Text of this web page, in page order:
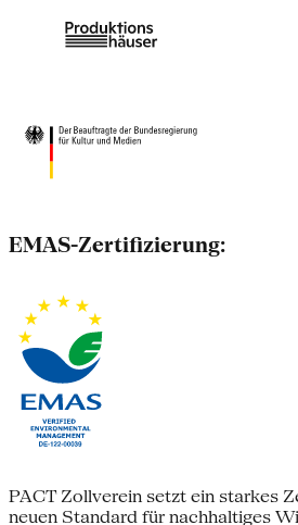
EMAS-Zertifizierung:
PACT Zollverein setzt ein starkes
neuen Standard für nachhaltiges